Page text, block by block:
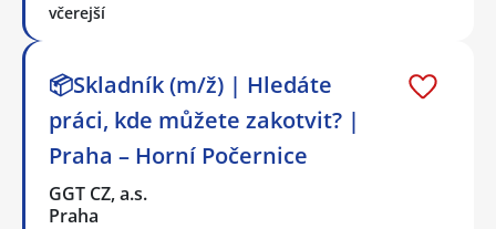
včerejší
📦Skladník (m/ž) | Hledáte
práci, kde můžete zakotvit? |
Praha – Horní Počernice
GGT CZ, a.s.
Praha